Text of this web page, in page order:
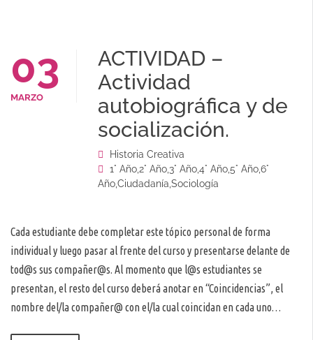
03
MARZO
ACTIVIDAD –
Actividad
autobiográfica y de
socialización.
Historia Creativa
1° Año,2° Año,3° Año,4° Año,5° Año,6°
Año,Ciudadanía,Sociología
Cada estudiante debe completar este tópico personal de forma
individual y luego pasar al frente del curso y presentarse delante de
tod@s sus compañer@s. Al momento que l@s estudiantes se
presentan, el resto del curso deberá anotar en “Coincidencias”, el
nombre del/la compañer@ con el/la cual coincidan en cada uno…